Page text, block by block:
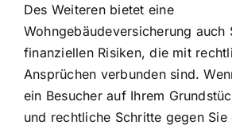
Des Weiteren bietet eine
Wohngebäudeversicherung auch
finanziellen Risiken, die mit
Ansprüchen verbunden sind.
ein Besucher auf Ihrem
und rechtliche Schritte gegen